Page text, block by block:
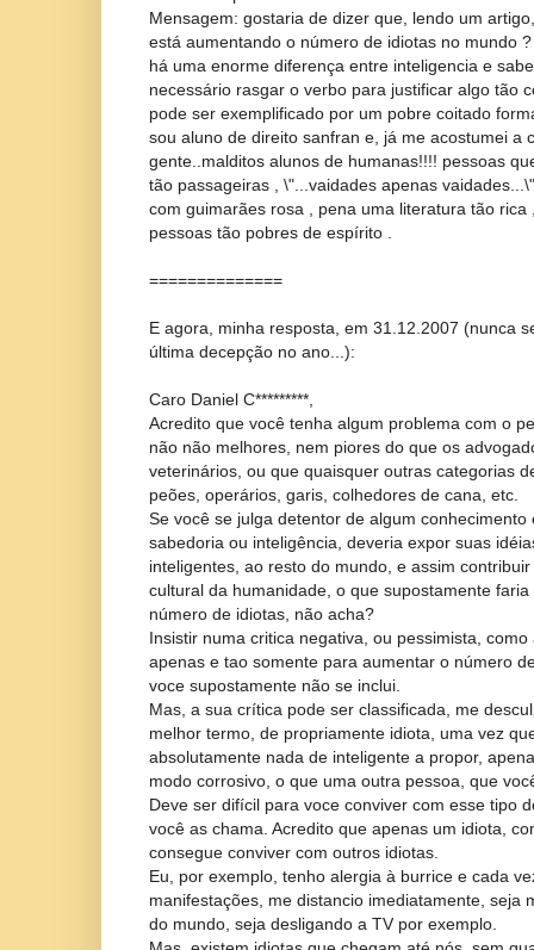
Mensagem: gostaria de dizer que, lendo um
está aumentando o número de idiotas no mundo
há uma enorme diferença entre inteligencia e
necessário rasgar o verbo para justificar algo tão
pode ser exemplificado por um pobre coitado
sou aluno de direito sanfran e, já me acostumei a
gente..malditos alunos de humanas!!!! pessoas
tão passageiras , \"...vaidades apenas
com guimarães rosa , pena uma literatura tão rica
pessoas tão pobres de espírito .
==============
E agora, minha resposta, em 31.12.2007 (nunca
última decepção no ano...):
Caro Daniel C*********,
Acredito que você tenha algum problema com o
não não melhores, nem piores do que os
veterinários, ou que quaisquer outras categorias
peões, operários, garis, colhedores de cana, etc.
Se você se julga detentor de algum conhecimento
sabedoria ou inteligência, deveria expor suas
inteligentes, ao resto do mundo, e assim
cultural da humanidade, o que supostamente
número de idiotas, não acha?
Insistir numa critica negativa, ou pessimista,
apenas e tao somente para aumentar o número
voce supostamente não se inclui.
Mas, a sua crítica pode ser classificada, me
melhor termo, de propriamente idiota, uma vez
absolutamente nada de inteligente a propor,
modo corrosivo, o que uma outra pessoa, que
Deve ser difícil para voce conviver com esse tipo
você as chama. Acredito que apenas um idiota,
consegue conviver com outros idiotas.
Eu, por exemplo, tenho alergia à burrice e cada
manifestações, me distancio imediatamente, seja
do mundo, seja desligando a TV por exemplo.